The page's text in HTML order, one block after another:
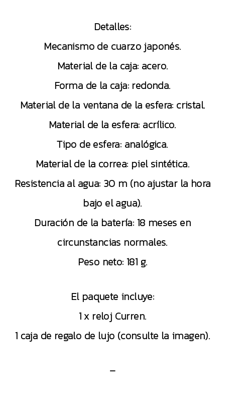
Detalles:
Mecanismo de cuarzo japonés.
Material de la caja: acero.
Forma de la caja: redonda.
Material de la ventana de la esfera: cristal.
Material de la esfera: acrílico.
Tipo de esfera: analógica.
Material de la correa: piel sintética.
Resistencia al agua: 30 m (no ajustar la hora
bajo el agua).
Duración de la batería: 18 meses en
circunstancias normales.
Peso neto: 181 g.
El paquete incluye:
1 x reloj Curren.
1 caja de regalo de lujo (consulte la imagen).
–